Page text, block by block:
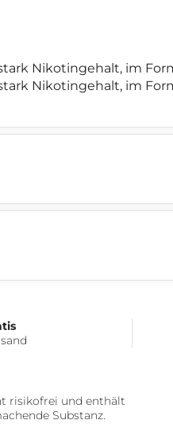
Nikotingehalt, im
Nikotingehalt, im
risikofrei und enthält
Substanz.